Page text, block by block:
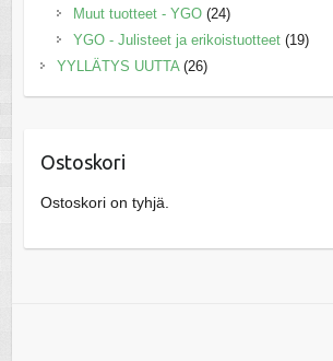
Muut tuotteet - YGO (24)
YGO - Julisteet ja erikoistuotteet (19)
YYLLÄTYS UUTTA (26)
Ostoskori
Ostoskori on tyhjä.